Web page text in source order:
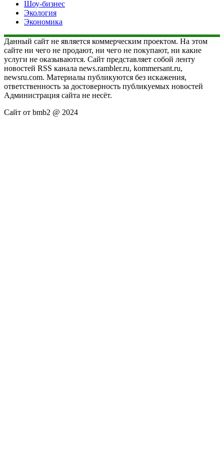
Шоу-бизнес
Экология
Экономика
Данный сайт не является коммерческим проектом. На этом
сайте ни чего не продают, ни чего не покупают, ни какие
услуги не оказываются. Сайт представляет собой ленту
новостей RSS канала news.rambler.ru, kommersant.ru,
newsru.com. Материалы публикуются без искажения,
ответственность за достоверность публикуемых новостей
Администрация сайта не несёт.
Сайт от bmb2 @ 2024